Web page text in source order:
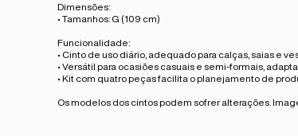
Dimensões:
• Tamanhos: G (109 cm)
Funcionalidade:
• Cinto de uso diário, adequado para calças, saias e
• Versátil para ocasiões casuais e semi-formais,
• Kit com quatro peças facilita o planejamento de
Os modelos dos cintos podem sofrer alterações.